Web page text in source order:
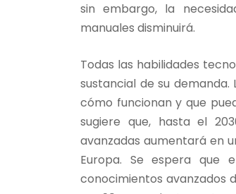
sin embargo, la
manuales disminuirá.
Todas las habilidades
sustancial de su
cómo funcionan y que
sugiere que, hasta el
avanzadas aumentará en
Europa. Se espera que
conocimientos avanzados